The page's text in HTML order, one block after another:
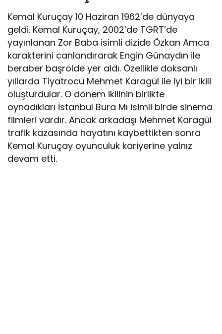
Kemal Kuruçay 10 Haziran 1962’de dünyaya
geldi. Kemal Kuruçay, 2002’de TGRT’de
yayınlanan Zor Baba isimli dizide Özkan Amca
karakterini canlandırarak Engin Günaydın ile
beraber başrolde yer aldı. Özellikle doksanlı
yıllarda Tiyatrocu Mehmet Karagül ile iyi bir ikili
oluşturdular. O dönem ikilinin birlikte
oynadıkları İstanbul Bura Mı isimli birde sinema
filmleri vardır. Ancak arkadaşı Mehmet Karagül
trafik kazasında hayatını kaybettikten sonra
Kemal Kuruçay oyunculuk kariyerine yalnız
devam etti.